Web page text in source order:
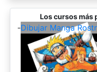
Los cursos más
-Dibujar Manga